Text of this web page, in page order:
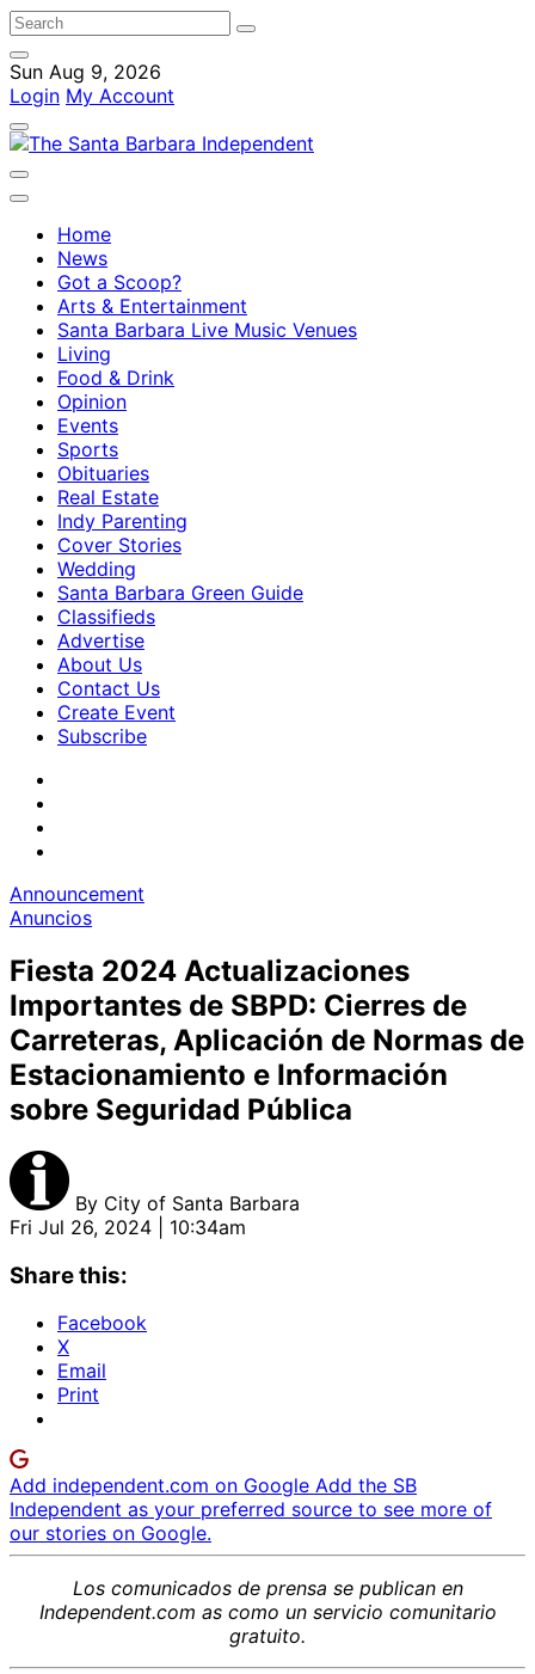
Sun Aug 9, 2026
Login My Account
Home
News
Got a Scoop?
Arts & Entertainment
Santa Barbara Live Music Venues
Living
Food & Drink
Opinion
Events
Sports
Obituaries
Real Estate
Indy Parenting
Cover Stories
Wedding
Santa Barbara Green Guide
Classifieds
Advertise
About Us
Contact Us
Create Event
Subscribe
Announcement
Anuncios
Fiesta 2024 Actualizaciones
Importantes de SBPD: Cierres de
Carreteras, Aplicación de Normas de
Estacionamiento e Información
sobre Seguridad Pública
By City of Santa Barbara
Fri Jul 26, 2024 | 10:34am
Share this:
Facebook
X
Email
Print
Add independent.com on Google Add the SB
Independent as your preferred source to see more of
our stories on Google.
Los comunicados de prensa se publican en
Independent.com ascomo un servicio comunitario
gratuito.